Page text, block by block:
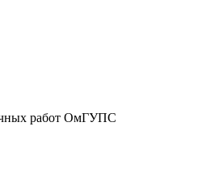
работ ОмГУПС